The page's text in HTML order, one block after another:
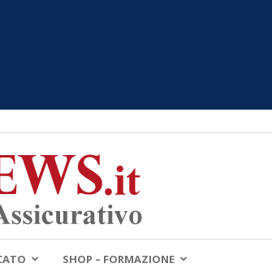
SHOP – FORMAZIONE